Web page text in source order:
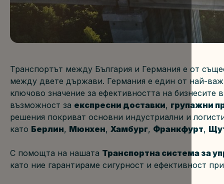
Транспортът между България и Германия е от
между двете държави. Германия е един от най-
ключово значение за ефективността на бизнесите
възможност за експресни доставки, групажни
решения покриват основни индустриални и
като Берлин, Мюнхен, Хамбург, Франкфурт,
С помощта на нашата Транспортна система за
като ние гарантираме сигурност и ефективност